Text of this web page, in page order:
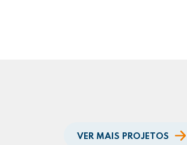
VER MAIS PROJETOS